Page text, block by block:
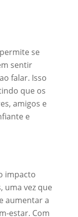
se
sentir
falar. Isso
que os
amigos e
e
impacto
uma vez que
aumentar a
estar. Com